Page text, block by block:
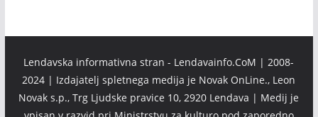
Lendavska informativna stran - Lendavainfo.CoM | 2008-
2024 | Izdajatelj spletnega medija je Novak OnLine., Leon
Novak s.p., Trg Ljudske pravice 10, 2920 Lendava | Medij je